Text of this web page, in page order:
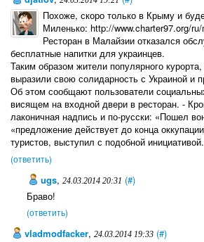
Похоже, скоро только в Крыму и
Миленько: http://www.charter97.org/
Ресторан в Малайзии отказался
бесплатные напитки для украинцев.
Таким образом жители популярного
выразили свою солидарность с Украиной и
Об этом сообщают пользователи
висящем на входной двери в ресторан. -
лаконичная надпись и по-русски: «Пошел
«предложение действует до конца
туристов, выступил с подобной инициативой.
(ответить)
ugs, 24.03.2014 20:31 (#)
Браво!
(ответить)
vladmodfacker, 24.03.2014 19:33 (#)